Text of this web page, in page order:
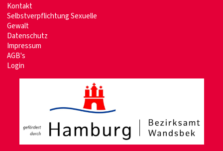
Kontakt
Selbstverpflichtung Sexuelle
Gewalt
Datenschutz
Impressum
AGB's
Login